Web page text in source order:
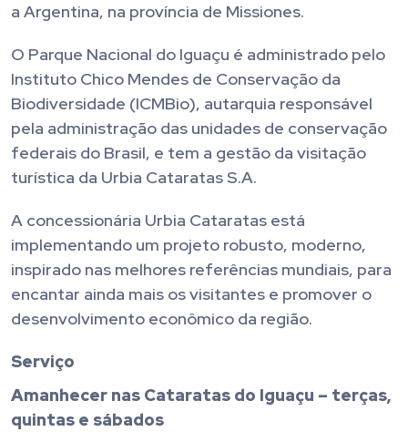
a Argentina, na província de Missiones.
O Parque Nacional do Iguaçu é administrado pelo
Instituto Chico Mendes de Conservação da
Biodiversidade (ICMBio), autarquia responsável
pela administração das unidades de conservação
federais do Brasil, e tem a gestão da visitação
turística da Urbia Cataratas S.A.
A concessionária Urbia Cataratas está
implementando um projeto robusto, moderno,
inspirado nas melhores referências mundiais, para
encantar ainda mais os visitantes e promover o
desenvolvimento econômico da região.
Serviço
Amanhecer nas Cataratas do Iguaçu – terças,
quintas e sábados